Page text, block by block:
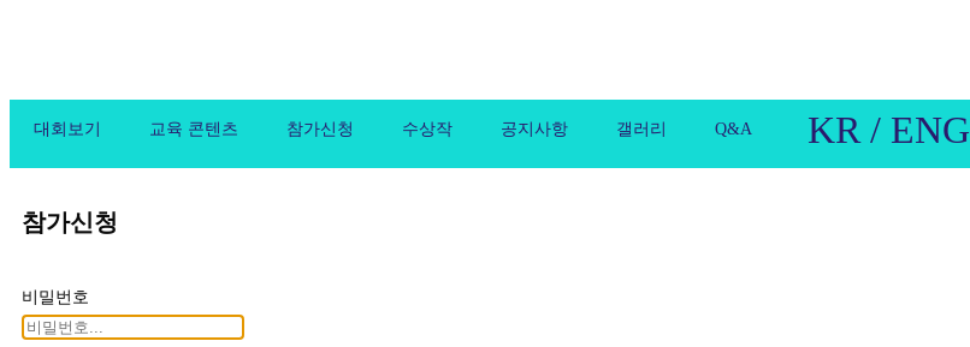
대회보기 교육 콘텐츠 참가신청 수상작 공지사항 갤러리 Q&A KR / ENG
참가신청
비밀번호